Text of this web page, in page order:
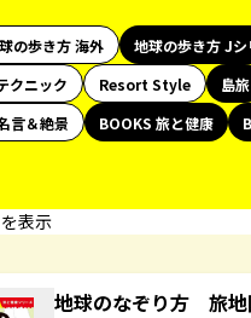
の歩き方 海外 地球の歩き方 Jシ
クニック
Resort Style 島旅
言＆絶景
BOOKS 旅と健康
表示
地球のなぞり方 旅